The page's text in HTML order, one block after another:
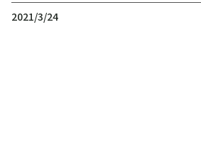
2021/3/24